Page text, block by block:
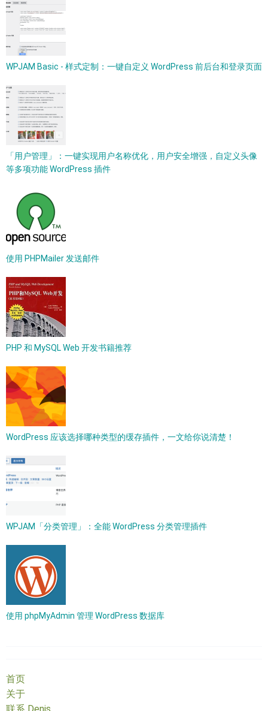
WPJAM Basic - 样式定制：一键自定义 WordPress 前后台和登录页面
「用户管理」：一键实现用户名称优化，用户安全增强，自定义头像
等多项功能 WordPress 插件
使用 PHPMailer 发送邮件
PHP 和 MySQL Web 开发书籍推荐
WordPress 应该选择哪种类型的缓存插件，一文给你说清楚！
WPJAM「分类管理」：全能 WordPress 分类管理插件
使用 phpMyAdmin 管理 WordPress 数据库
首页
关于